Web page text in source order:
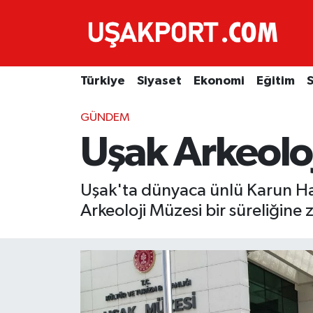
Türkiye Siyaset Ekonomi Eğitim
GÜNDEM
Uşak
Uşak'ta dünyaca ünlü Karun
Arkeoloji Müzesi bir süreliğine
Ekonomi
İstanbul Hava Durumu
İstanbul Trafik Yoğunluk Haritası
Süper Lig Puan Durumu ve Fikstür
Tüm Manşetler
Haber Arşivi